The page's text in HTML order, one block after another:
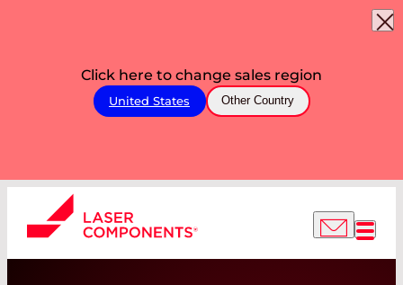
Click here to change sales region
United States Other Country